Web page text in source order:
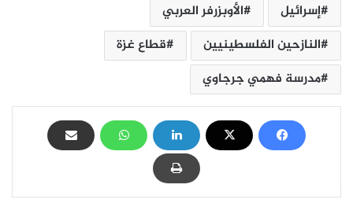
إسرائيل
الأوبزرفر العربي
النازحين الفلسطينيين
قطاع غزة
مدرسة فهمي جرجاوي